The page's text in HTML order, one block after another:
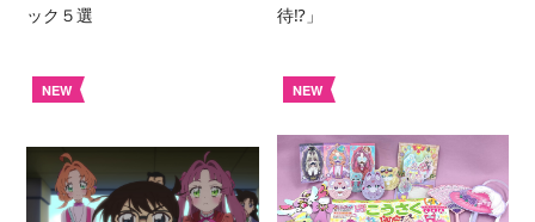
ック５選
待⁉︎」
NEW NEW